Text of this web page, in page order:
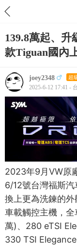
139.8萬起、
款Tiguan國內
joey2348 超
2025-6-12 17:41 -
2023年9月VW原
6/12號台灣福斯
換上更為洗鍊的
車載觸控主機，
萬)、280 eTSI
330 TSI